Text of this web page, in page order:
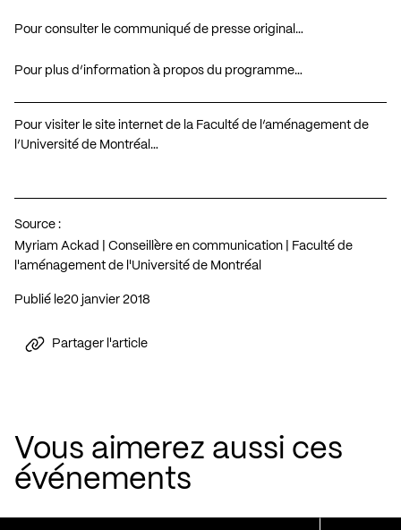
Pour consulter le communiqué de presse original…
Pour plus d’information à propos du programme…
Pour visiter le site internet de la Faculté de l’aménagement de
l’Université de Montréal…
Source :
Myriam Ackad | Conseillère en communication | Faculté de
l'aménagement de l'Université de Montréal
Publié le 20 janvier 2018
Partager l'article
Vous aimerez aussi ces
événements